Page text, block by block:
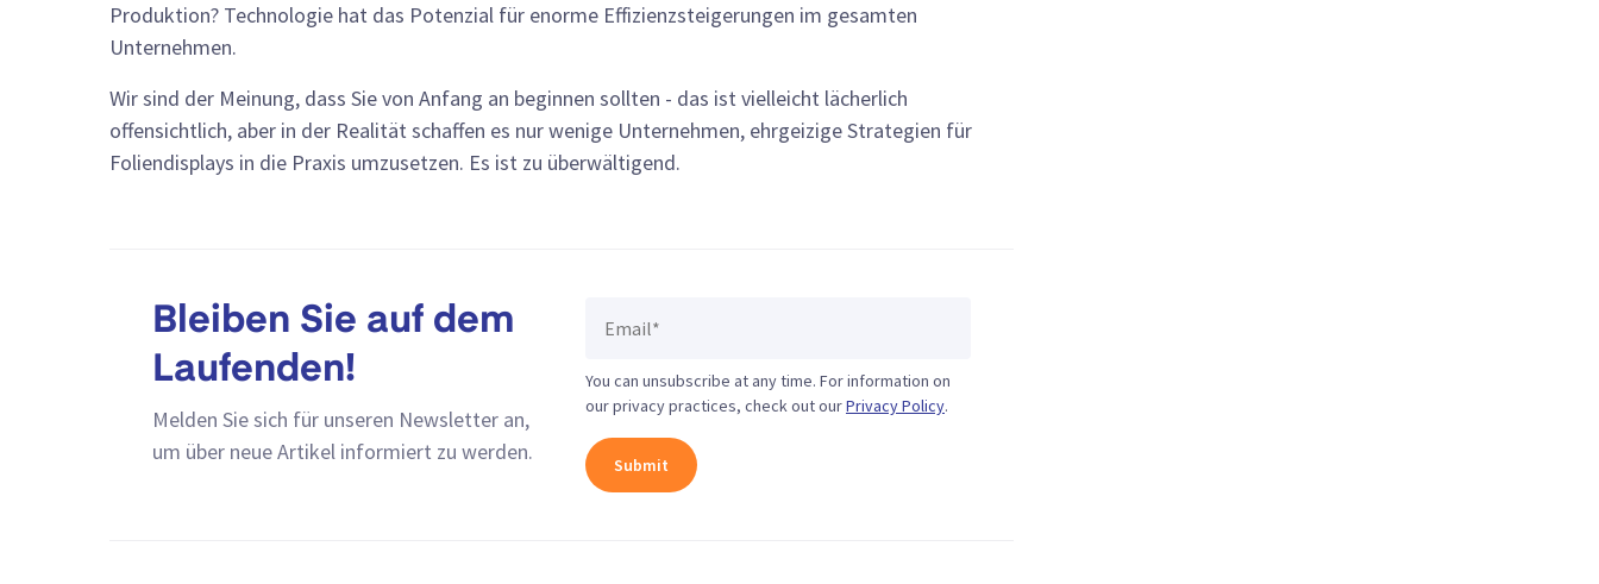
Produktion? Technologie hat das Potenzial für enorme Effizienzsteigerungen im gesamten
Unternehmen.
Wir sind der Meinung, dass Sie von Anfang an beginnen sollten - das ist vielleicht lächerlich
offensichtlich, aber in der Realität schaffen es nur wenige Unternehmen, ehrgeizige Strategien für
Foliendisplays in die Praxis umzusetzen. Es ist zu überwältigend.
Bleiben Sie auf dem
Laufenden!
Melden Sie sich für unseren Newsletter an,
um über neue Artikel informiert zu werden.
You can unsubscribe at any time. For information on
our privacy practices, check out ourPrivacy Policy.